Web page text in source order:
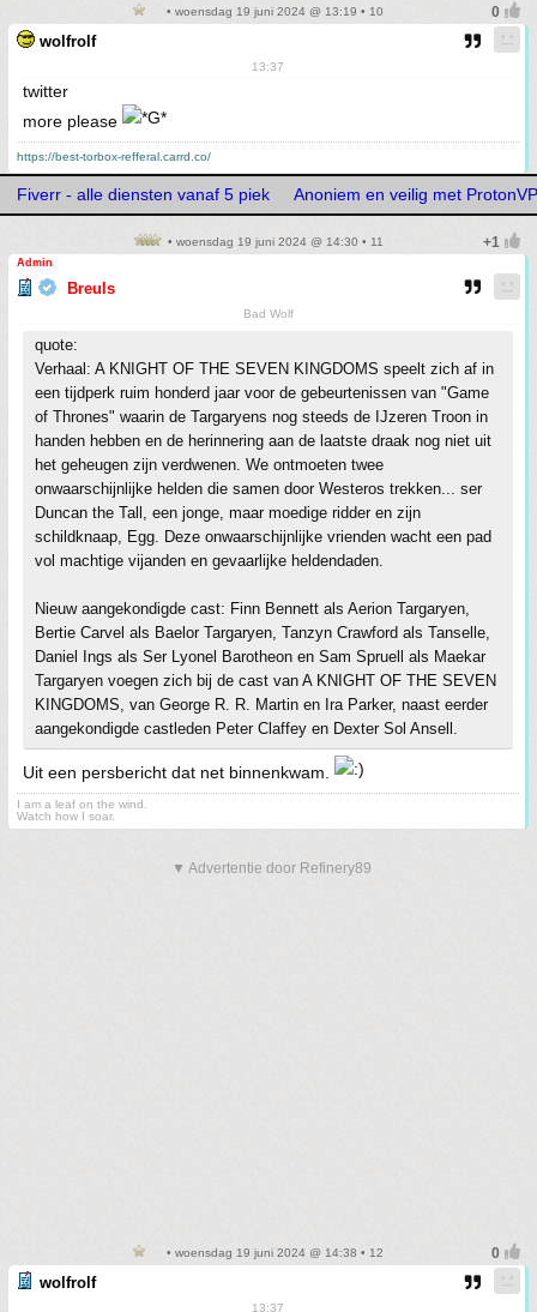
• woensdag 19 juni 2024 @ 13:19 • 10
wolfrolf
13:37
twitter
more please
https://best-torbox-refferal.carrd.co/
Fiverr - alle diensten vanaf 5 piek Anoniem en veilig met
• woensdag 19 juni 2024 @ 14:30 • 11
Admin
Breuls
Bad Wolf
quote:
Verhaal: A KNIGHT OF THE SEVEN KINGDOMS speelt zich af in
een tijdperk ruim honderd jaar voor de gebeurtenissen van "Game
of Thrones" waarin de Targaryens nog steeds de IJzeren Troon in
handen hebben en de herinnering aan de laatste draak nog niet uit
het geheugen zijn verdwenen. We ontmoeten twee
onwaarschijnlijke helden die samen door Westeros trekken... ser
Duncan the Tall, een jonge, maar moedige ridder en zijn
schildknaap, Egg. Deze onwaarschijnlijke vrienden wacht een pad
vol machtige vijanden en gevaarlijke heldendaden.
Nieuw aangekondigde cast: Finn Bennett als Aerion Targaryen,
Bertie Carvel als Baelor Targaryen, Tanzyn Crawford als Tanselle,
Daniel Ings als Ser Lyonel Barotheon en Sam Spruell als Maekar
Targaryen voegen zich bij de cast van A KNIGHT OF THE SEVEN
KINGDOMS, van George R. R. Martin en Ira Parker, naast eerder
aangekondigde castleden Peter Claffey en Dexter Sol Ansell.
Uit een persbericht dat net binnenkwam.
I am a leaf on the wind.
Watch how I soar.
▼ Advertentie door Refinery89
• woensdag 19 juni 2024 @ 14:38 • 12
wolfrolf
13:37